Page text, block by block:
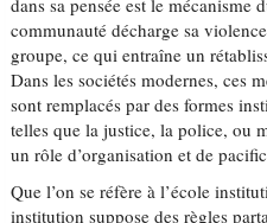
dans sa pensée est le mécanisme
communauté décharge sa
groupe, ce qui entraîne un
Dans les sociétés modernes, ces
sont remplacés par des formes
telles que la justice, la police, ou
un rôle d’organisation et de
Que l’on se réfère à l’école
institution suppose des règles